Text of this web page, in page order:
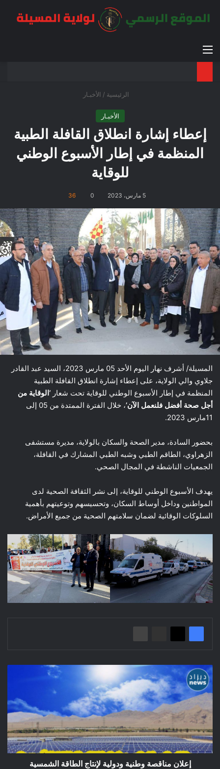
القائمة
الرئيسية / الأخبـار
الأخبـار
إعطاء إشارة انطلاق القافلة الطبية
المنظمة في إطار الأسبوع الوطني
للوقاية
5 مارس، 2023 0
36
المسيلة/ أشرف نهار اليوم الأحد 05 مارس 2023، السيد عبد القادر
جلاوي والي الولاية، على إعطاء إشارة انطلاق القافلة الطبية
المنظمة في إطار الأسبوع الوطني للوقاية تحت شعار ‘الوقاية من
أجل صحة أفضل فلنعمل الآن’
، خلال الفترة الممتدة من 05 إلى
11مارس 2023.
بحضور السادة، مدير الصحة والسكان بالولاية، مديرة مستشفى
الزهراوي، الطاقم الطبي وشبه الطبي المشارك في القافلة،
الجمعيات الناشطة في المجال الصحي.
يهدف الأسبوع الوطني للوقاية، إلى نشر الثقافة الصحية لدى
المواطنين وداخل أوساط السكان، وتحسيسهم وتوعيتهم بأهمية
السلوكات الوقائية لضمان سلامتهم الصحية من جميع الأمراض.
إعلان
مناقصة
وطنية
ودولية
لإنتاج
الطاقة
الشمسية
إعلان مناقصة وطنية ودولية لإنتاج الطاقة الشمسية